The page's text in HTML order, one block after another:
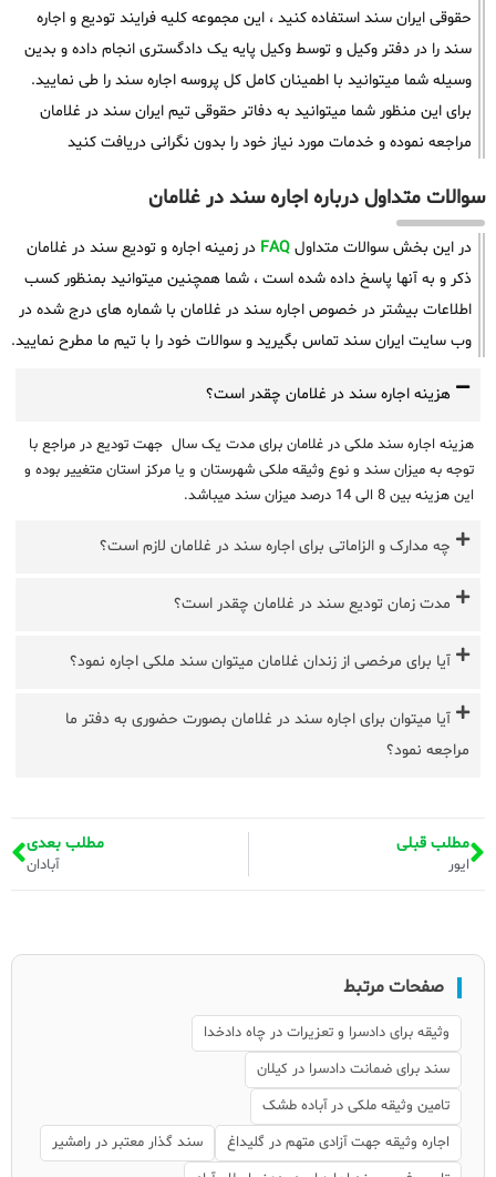
حقوقی ایران سند استفاده کنید ، این مجموعه کلیه فرایند تودیع و اجاره
سند را در دفتر وکیل و توسط وکیل پایه یک دادگستری انجام داده و بدین
وسیله شما میتوانید با اطمینان کامل کل پروسه اجاره سند را طی نمایید.
برای این منظور شما میتوانید به دفاتر حقوقی تیم ایران سند در غلامان
مراجعه نموده و خدمات مورد نیاز خود را بدون نگرانی دریافت کنید
سوالات متداول درباره اجاره سند در غلامان
در این بخش سوالات متداول FAQ در زمینه اجاره و تودیع سند در غلامان
ذکر و به آنها پاسخ داده شده است ، شما همچنین میتوانید بمنظور کسب
اطلاعات بیشتر در خصوص اجاره سند در غلامان با شماره های درج شده در
وب سایت ایران سند تماس بگیرید و سوالات خود را با تیم ما مطرح نمایید.
هزینه اجاره سند در غلامان چقدر است؟
هزینه اجاره سند ملکی در غلامان برای مدت یک سال جهت تودیع در مراجع با
توجه به میزان سند و نوع وثیقه ملکی شهرستان و یا مرکز استان متغییر بوده و
این هزینه بین 8 الی 14 درصد میزان سند میباشد.
چه مدارک و الزاماتی برای اجاره سند در غلامان لازم است؟
مدت زمان تودیع سند در غلامان چقدر است؟
آیا برای مرخصی از زندان غلامان میتوان سند ملکی اجاره نمود؟
آیا میتوان برای اجاره سند در غلامان بصورت حضوری به دفتر ما
مراجعه نمود؟
مطلب قبلی
ایور
مطلب بعدی
آبادان
صفحات مرتبط
وثیقه برای دادسرا و تعزیرات در چاه دادخدا
سند برای ضمانت دادسرا در کیلان
تامین وثیقه ملکی در آباده طشک
اجاره وثیقه جهت آزادی متهم در گلیداغ
سند گذار معتبر در رامشیر